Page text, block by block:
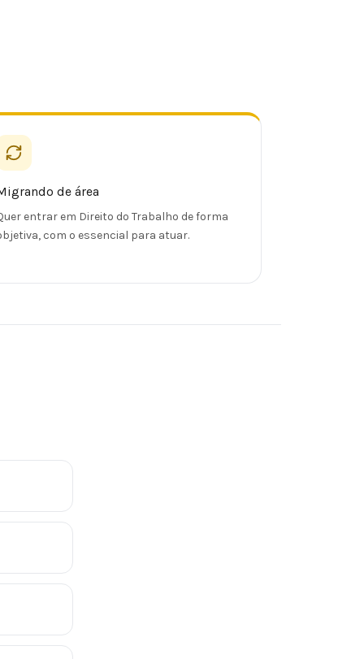
de área
entrar em Direito do Trabalho de forma
com o essencial para atuar.